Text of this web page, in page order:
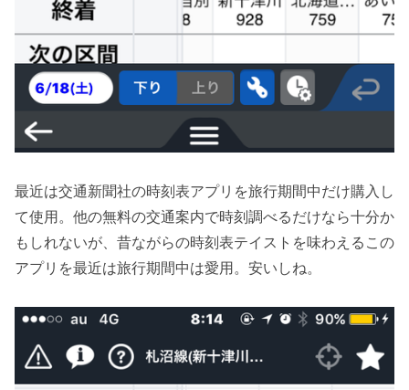
最近は交通新聞社の時刻表アプリを旅行期間中だけ購入し
て使用。他の無料の交通案内で時刻調べるだけなら十分か
もしれないが、昔ながらの時刻表テイストを味わえるこの
アプリを最近は旅行期間中は愛用。安いしね。